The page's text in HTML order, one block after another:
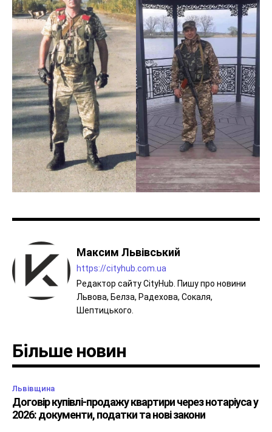
Максим Львівський
https://cityhub.com.ua
Редактор сайту CityHub. Пишу про новини
Львова, Белза, Радехова, Сокаля,
Шептицького.
Більше новин
Львівщина
Договір купівлі-продажу квартири через нотаріуса у
2026: документи, податки та нові закони